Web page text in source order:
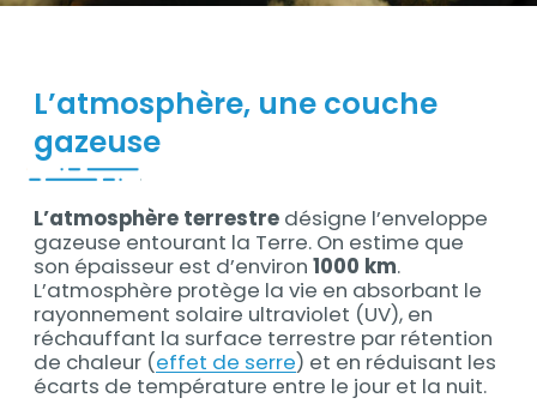
L’atmosphère, une couche
gazeuse
Contenu
L’atmosphère terrestredésigne l’enveloppe
gazeuse entourant la Terre. On estime que
son épaisseur est d’environ 1000 km.
L’atmosphère protège la vie en absorbant le
rayonnement solaire ultraviolet (UV), en
réchauffant la surface terrestre par rétention
de chaleur (effet de serre) et en réduisant les
écarts de température entre le jour et la nuit.